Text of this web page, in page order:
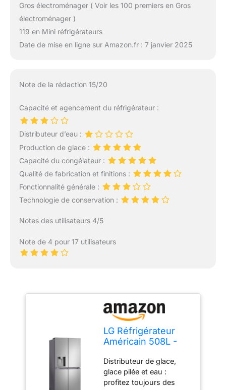
Gros électroménager ( Voir les 100 premiers en Gros
électroménager )
119 en Mini réfrigérateurs
Date de mise en ligne sur Amazon.fr : 7 janvier 2025
Note de la rédaction 15/20
Capacité et agencement du réfrigérateur :
Distributeur d’eau :
Production de glace :
Capacité du congélateur :
Qualité de fabrication et finitions :
Fonctionnalité générale :
Technologie de conservation :
Notes des utilisateurs 4/5
Note de 4 pour 17 utilisateurs
LG Réfrigérateur
Américain 508L -
Distributeur de glace,
glace pilée et eau :
profitez toujours des